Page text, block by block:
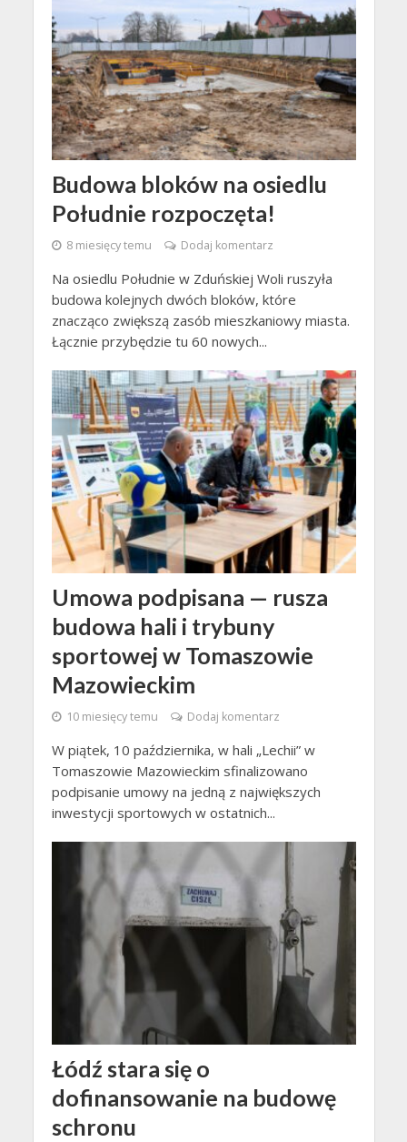
Budowa bloków na osiedlu
Południe rozpoczęta!
8 miesięcy temu Dodaj komentarz
Na osiedlu Południe w Zduńskiej Woli ruszyła
budowa kolejnych dwóch bloków, które
znacząco zwiększą zasób mieszkaniowy miasta.
Łącznie przybędzie tu 60 nowych...
Umowa podpisana — rusza
budowa hali i trybuny
sportowej w Tomaszowie
Mazowieckim
10 miesięcy temu Dodaj komentarz
W piątek, 10 października, w hali „Lechii” w
Tomaszowie Mazowieckim sfinalizowano
podpisanie umowy na jedną z największych
inwestycji sportowych w ostatnich...
Łódź stara się o
dofinansowanie na budowę
schronu